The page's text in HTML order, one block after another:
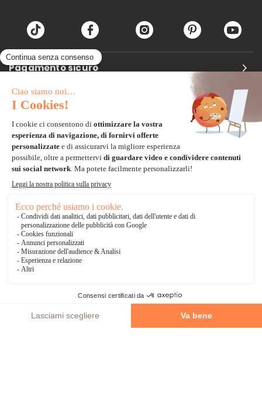
Pagamento sicuro
Carta di credito
Paypal
Bonifico Bancario
3 volte senza tasse
*Soluzioni di consegna
Delivengo Domicilio Internazionale